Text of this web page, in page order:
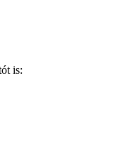
is: